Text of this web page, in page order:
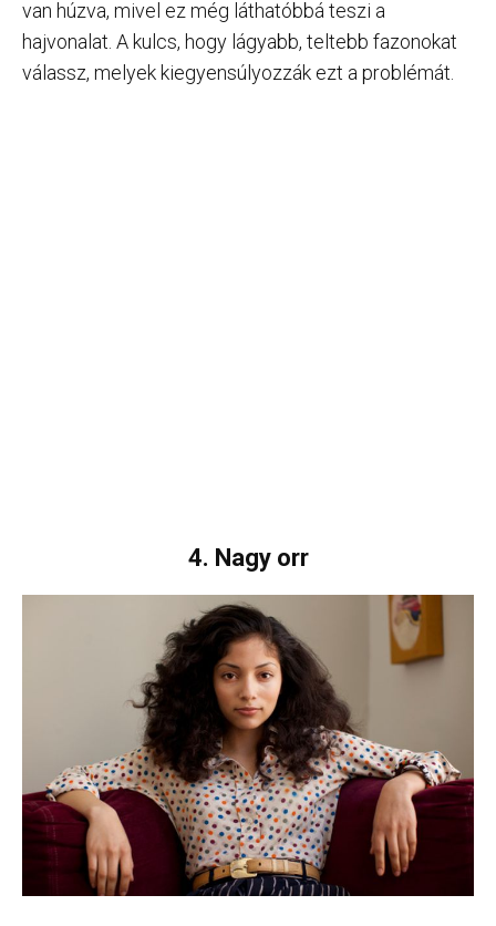
van húzva, mivel ez még láthatóbbá teszi a
hajvonalat. A kulcs, hogy lágyabb, teltebb fazonokat
válassz, melyek kiegyensúlyozzák ezt a problémát.
4. Nagy orr